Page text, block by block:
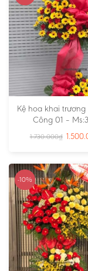
Kệ hoa khai trương
Công 01 –
1.730.000₫
-10%